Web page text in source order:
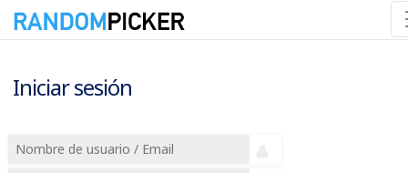
Iniciar sesión